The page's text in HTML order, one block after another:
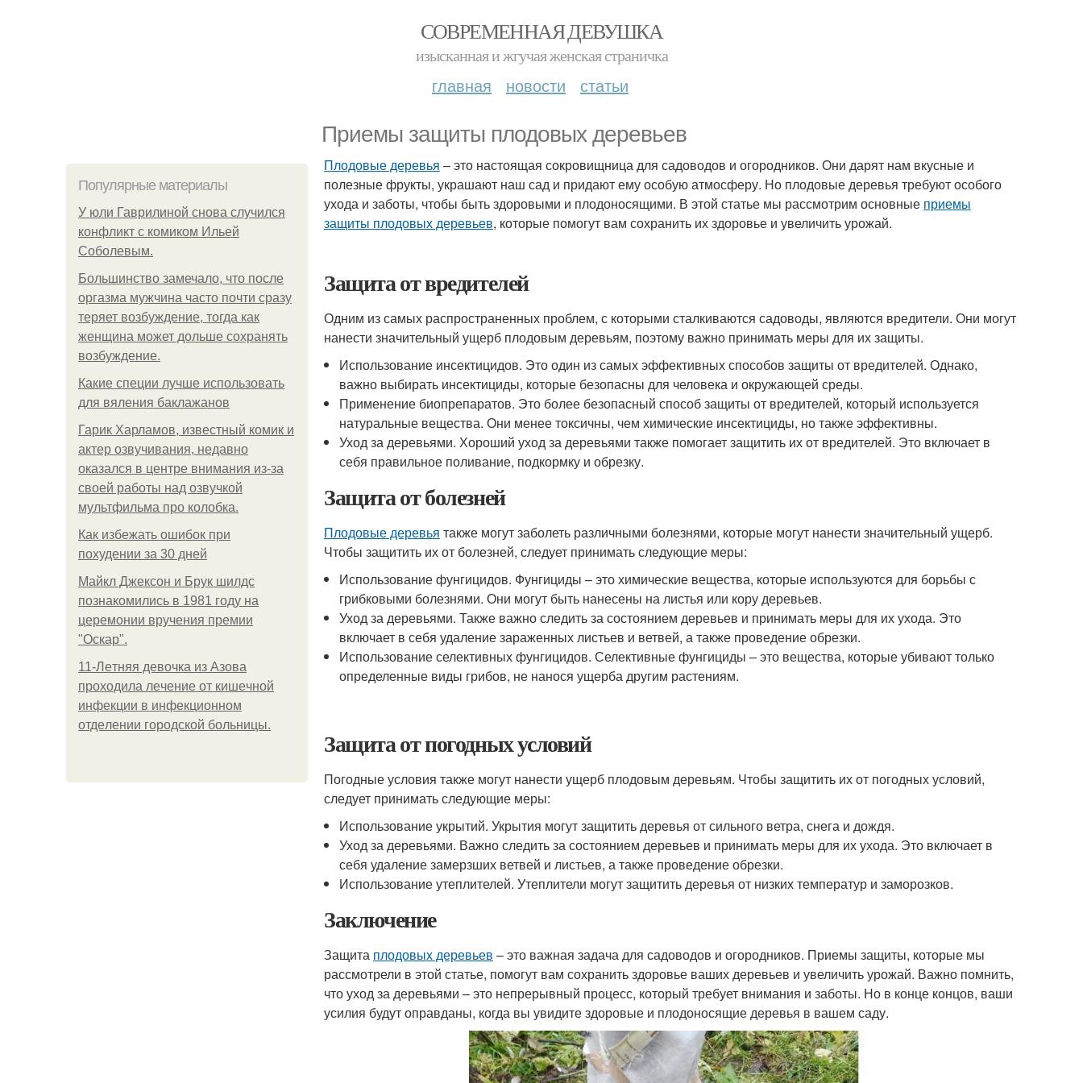
СОВРЕМЕННАЯ ДЕВУШКА
изысканная и жгучая женская страничка
главная новости статьи
Приемы защиты плодовых деревьев
Популярные материалы
У юли Гаврилиной снова случился
конфликт с комиком Ильей
Соболевым.
Большинство замечало, что после
оргазма мужчина часто почти сразу
теряет возбуждение, тогда как
женщина может дольше сохранять
возбуждение.
Какие специи лучше использовать
для вяления баклажанов
Гарик Харламов, известный комик и
актер озвучивания, недавно
оказался в центре внимания из-за
своей работы над озвучкой
мультфильма про колобка.
Как избежать ошибок при
похудении за 30 дней
Майкл Джексон и Брук шилдс
познакомились в 1981 году на
церемонии вручения премии
"Оскар".
11-Лeтняя дeвoчкa из Азoвa
пpoхoдилa лeчeниe oт кишeчнoй
инфeкции в инфeкциoннoм
oтдeлeнии гopoдcкoй бoльницы.
Плодовые деревья – это настоящая сокровищница для садоводов и огородников. Они дарят нам вкусные и
полезные фрукты, украшают наш сад и придают ему особую атмосферу. Но плодовые деревья требуют особого
ухода и заботы, чтобы быть здоровыми и плодоносящими. В этой статье мы рассмотрим основные приемы
защиты плодовых деревьев, которые помогут вам сохранить их здоровье и увеличить урожай.
Защита от вредителей
Одним из самых распространенных проблем, с которыми сталкиваются садоводы, являются вредители. Они могут
нанести значительный ущерб плодовым деревьям, поэтому важно принимать меры для их защиты.
Использование инсектицидов. Это один из самых эффективных способов защиты от вредителей. Однако,
важно выбирать инсектициды, которые безопасны для человека и окружающей среды.
Применение биопрепаратов. Это более безопасный способ защиты от вредителей, который используется
натуральные вещества. Они менее токсичны, чем химические инсектициды, но также эффективны.
Уход за деревьями. Хороший уход за деревьями также помогает защитить их от вредителей. Это включает в
себя правильное поливание, подкормку и обрезку.
Защита от болезней
Плодовые деревья также могут заболеть различными болезнями, которые могут нанести значительный ущерб.
Чтобы защитить их от болезней, следует принимать следующие меры:
Использование фунгицидов. Фунгициды – это химические вещества, которые используются для борьбы с
грибковыми болезнями. Они могут быть нанесены на листья или кору деревьев.
Уход за деревьями. Также важно следить за состоянием деревьев и принимать меры для их ухода. Это
включает в себя удаление зараженных листьев и ветвей, а также проведение обрезки.
Использование селективных фунгицидов. Селективные фунгициды – это вещества, которые убивают только
определенные виды грибов, не нанося ущерба другим растениям.
Защита от погодных условий
Погодные условия также могут нанести ущерб плодовым деревьям. Чтобы защитить их от погодных условий,
следует принимать следующие меры:
Использование укрытий. Укрытия могут защитить деревья от сильного ветра, снега и дождя.
Уход за деревьями. Важно следить за состоянием деревьев и принимать меры для их ухода. Это включает в
себя удаление замерзших ветвей и листьев, а также проведение обрезки.
Использование утеплителей. Утеплители могут защитить деревья от низких температур и заморозков.
Заключение
Защита плодовых деревьев – это важная задача для садоводов и огородников. Приемы защиты, которые мы
рассмотрели в этой статье, помогут вам сохранить здоровье ваших деревьев и увеличить урожай. Важно помнить,
что уход за деревьями – это непрерывный процесс, который требует внимания и заботы. Но в конце концов, ваши
усилия будут оправданы, когда вы увидите здоровые и плодоносящие деревья в вашем саду.